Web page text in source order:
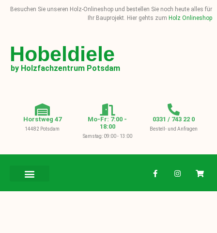
Besuchen Sie unseren Holz-Onlineshop und bestellen Sie noch heute alles für
Ihr Bauprojekt. Hier gehts zum Holz Onlineshop
Hobeldiele
by Holzfachzentrum Potsdam
Horstweg 47
14482 Potsdam
Mo-Fr: 7:00 -
18:00
Samstag: 09:00 - 13:00
0331 / 743 22 0
Bestell- und Anfragen